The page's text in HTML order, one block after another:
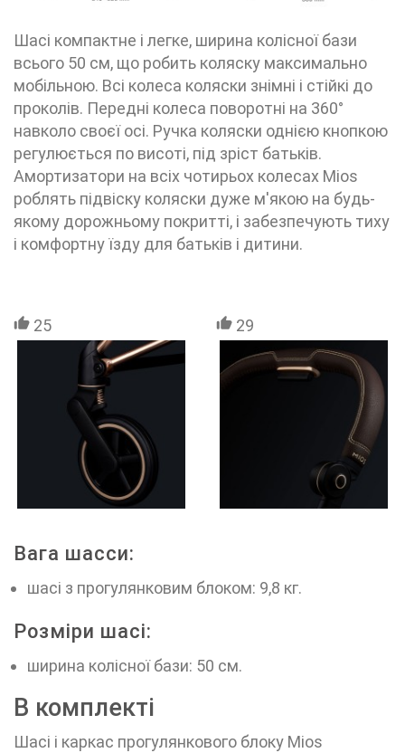
Шасі компактне і легке, ширина колісної бази
всього 50 см, що робить коляску максимально
мобільною. Всі колеса коляски знімні і стійкі до
проколів. Передні колеса поворотні на 360°
навколо своєї осі. Ручка коляски однією кнопкою
регулюється по висоті, під зріст батьків.
Амортизатори на всіх чотирьох колесах Mios
роблять підвіску коляски дуже м'якою на будь-
якому дорожньому покритті, і забезпечують тиху
і комфортну їзду для батьків і дитини.
25 29
Вага шасси:
шасі з прогулянковим блоком: 9,8 кг.
Розміри шасі:
ширина колісної бази: 50 см.
В комплекті
Шасі і каркас прогулянкового блоку Mios